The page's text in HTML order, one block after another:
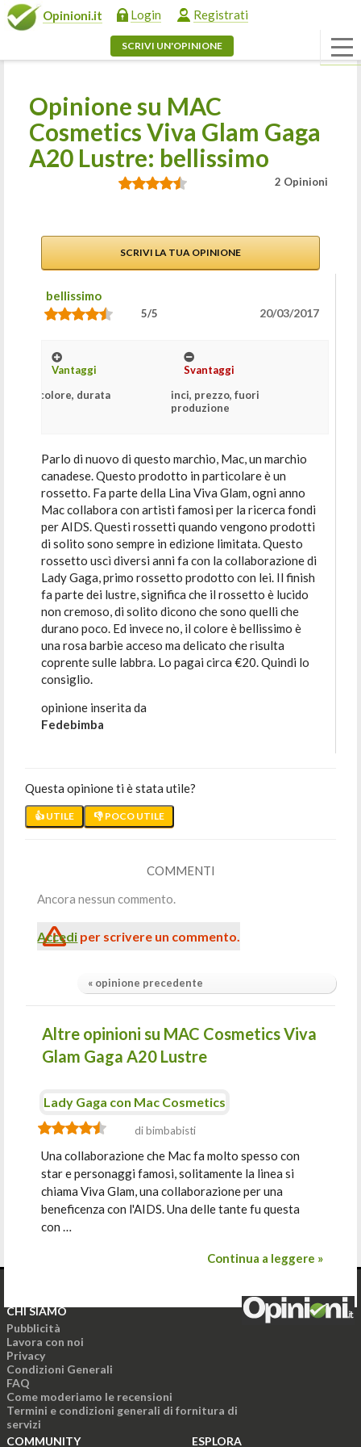
Opinioni.it Login Registrati
SCRIVI UN'OPINIONE
Opinione su MAC
Cosmetics Viva Glam Gaga
A20 Lustre: bellissimo
2 Opinioni
SCRIVI LA TUA OPINIONE
bellissimo
5/5 20/03/2017
Vantaggi
colore, durata
Svantaggi
inci, prezzo, fuori
produzione
Parlo di nuovo di questo marchio, Mac, un marchio
canadese. Questo prodotto in particolare è un
rossetto. Fa parte della Lina Viva Glam, ogni anno
Mac collabora con artisti famosi per la ricerca fondi
per AIDS. Questi rossetti quando vengono prodotti
di solito sono sempre in edizione limitata. Questo
rossetto uscì diversi anni fa con la collaborazione di
Lady Gaga, primo rossetto prodotto con lei. Il finish
fa parte dei lustre, significa che il rossetto è lucido
non cremoso, di solito dicono che sono quelli che
durano poco. Ed invece no, il colore è bellissimo è
una rosa barbie acceso ma delicato che risulta
coprente sulle labbra. Lo pagai circa €20. Quindi lo
consiglio.
opinione inserita da
Fedebimba
Questa opinione ti è stata utile?
👍 UTILE 👎 POCO UTILE
COMMENTI
Ancora nessun commento.
Accedi per scrivere un commento.
« opinione precedente
Altre opinioni su MAC Cosmetics Viva
Glam Gaga A20 Lustre
Lady Gaga con Mac Cosmetics
di bimbabisti
Una collaborazione che Mac fa molto spesso con
star e personaggi famosi, solitamente la linea si
chiama Viva Glam, una collaborazione per una
beneficenza con l'AIDS. Una delle tante fu questa
con …
Continua a leggere »
CHI SIAMO
Pubblicità
Lavora con noi
Privacy
Condizioni Generali
FAQ
Come moderiamo le recensioni
Termini e condizioni generali di fornitura di
servizi
COMMUNITY
ESPLORA